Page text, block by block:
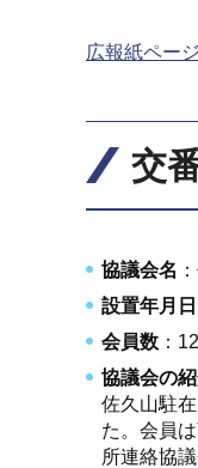
広報紙ページ
交
協議会名
設置年月日
会員数：
協議会の
佐久山駐
た。会員
所連絡協